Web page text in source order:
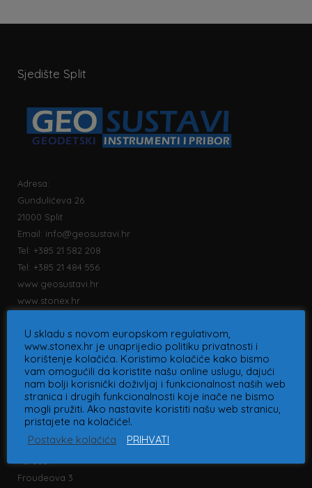
Sjedište Split
Adresa:
Gundulićeva 26
21000 Split
Email: info@geosustavi.hr
Tel: +385 21 582 208
Tel: +385 21 484 556
www.geosustavi.hr
www.stonex.hr
Poslovna jedinica Zagreb
Froudeova 3
U skladu s novom europskom regulativom,
www.stonex.hr je unaprijedio politiku privatnosti i
korištenje kolačića. Koristimo kolačiće kako bismo
vam omogućili da koristite našu online uslugu, dajući
nam bolji korisnički doživljaj i funkcionalnost naših web
stranica i drugih funkcionalnosti koje inače ne bismo
mogli pružiti. Ako nastavite koristiti našu web stranicu,
pristajete na kolačiće!.
Postavke kolačića
PRIHVATI